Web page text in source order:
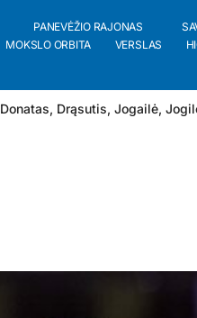
PANEVĖŽIO RAJONAS
MOKSLO ORBITA VERSLAS
Donatas, Drąsutis, Jogailė,